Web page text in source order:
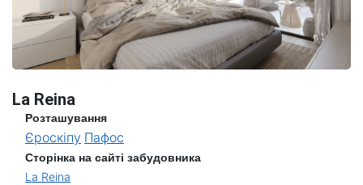
La Reina
Розташування
Єроскіпу Пафос
Сторінка на сайті забудовника
La Reina